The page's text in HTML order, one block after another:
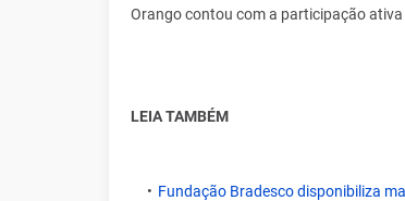
Orango contou com a participação
LEIA TAMBÉM
Fundação Bradesco disponibiliza